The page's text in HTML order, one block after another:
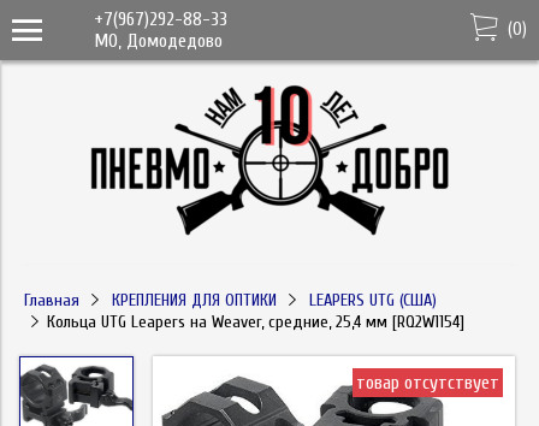
+7(967)292-88-33
МО, Домодедово
(0)
Главная КРЕПЛЕНИЯ ДЛЯ ОПТИКИ
LEAPERS UTG (США)
Кольца UTG Leapers на Weaver, средние, 25,4 мм [RQ2W1154]
товар отсутствует